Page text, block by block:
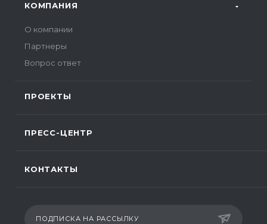
КОМПАНИЯ
О компании
Партнеры
Вопрос ответ
ПРОЕКТЫ
ПРЕСС-ЦЕНТР
КОНТАКТЫ
ПОДПИСКА НА РАССЫЛКУ